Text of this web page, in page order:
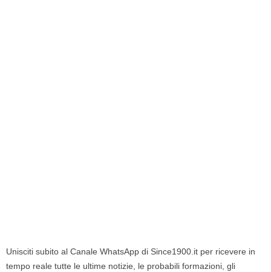
Unisciti subito al Canale WhatsApp di Since1900.it per ricevere in
tempo reale tutte le ultime notizie, le probabili formazioni, gli